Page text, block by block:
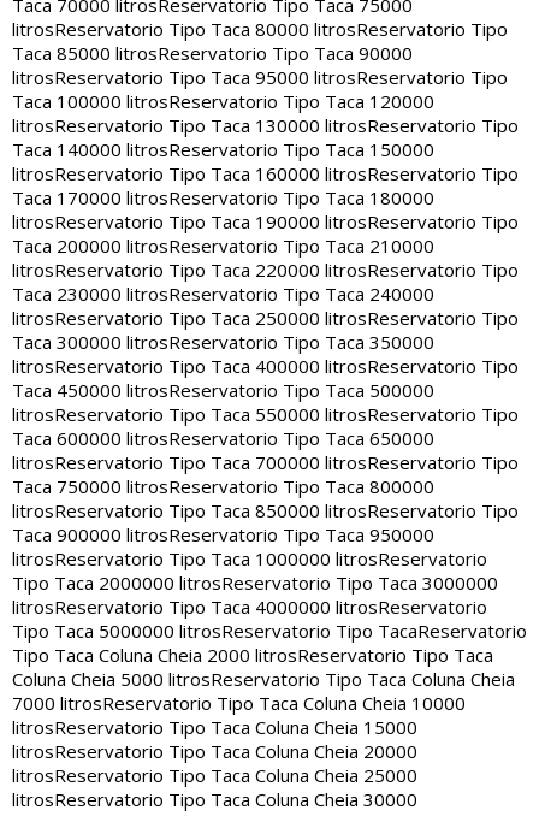
Taca 70000 litros Reservatorio Tipo Taca 75000
litrosReservatorio Tipo Taca 80000 litrosReservatorio Tipo
Taca 85000 litrosReservatorio Tipo Taca 90000
litrosReservatorio Tipo Taca 95000 litrosReservatorio Tipo
Taca 100000 litrosReservatorio Tipo Taca 120000
litrosReservatorio Tipo Taca 130000 litrosReservatorio Tipo
Taca 140000 litrosReservatorio Tipo Taca 150000
litrosReservatorio Tipo Taca 160000 litrosReservatorio Tipo
Taca 170000 litrosReservatorio Tipo Taca 180000
litrosReservatorio Tipo Taca 190000 litrosReservatorio Tipo
Taca 200000 litrosReservatorio Tipo Taca 210000
litrosReservatorio Tipo Taca 220000 litrosReservatorio Tipo
Taca 230000 litrosReservatorio Tipo Taca 240000
litrosReservatorio Tipo Taca 250000 litrosReservatorio Tipo
Taca 300000 litrosReservatorio Tipo Taca 350000
litrosReservatorio Tipo Taca 400000 litrosReservatorio Tipo
Taca 450000 litrosReservatorio Tipo Taca 500000
litrosReservatorio Tipo Taca 550000 litrosReservatorio Tipo
Taca 600000 litrosReservatorio Tipo Taca 650000
litrosReservatorio Tipo Taca 700000 litrosReservatorio Tipo
Taca 750000 litrosReservatorio Tipo Taca 800000
litrosReservatorio Tipo Taca 850000 litrosReservatorio Tipo
Taca 900000 litrosReservatorio Tipo Taca 950000
litrosReservatorio Tipo Taca 1000000 litrosReservatorio
Tipo Taca 2000000 litrosReservatorio Tipo Taca 3000000
litrosReservatorio Tipo Taca 4000000 litrosReservatorio
Tipo Taca 5000000 litrosReservatorio Tipo TacaReservatorio
Tipo Taca Coluna Cheia 2000 litrosReservatorio Tipo Taca
Coluna Cheia 5000 litrosReservatorio Tipo Taca Coluna Cheia
7000 litrosReservatorio Tipo Taca Coluna Cheia 10000
litrosReservatorio Tipo Taca Coluna Cheia 15000
litrosReservatorio Tipo Taca Coluna Cheia 20000
litrosReservatorio Tipo Taca Coluna Cheia 25000
litrosReservatorio Tipo Taca Coluna Cheia 30000